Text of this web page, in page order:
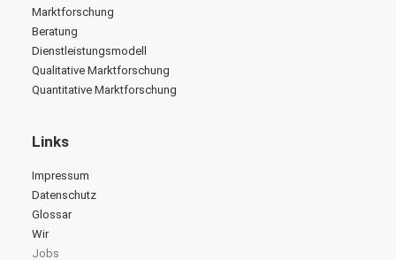
Marktforschung
Beratung
Dienstleistungsmodell
Qualitative Marktforschung
Quantitative Marktforschung
Links
Impressum
Datenschutz
Glossar
Wir
Jobs